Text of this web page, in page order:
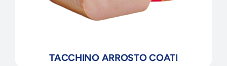
TACCHINO ARROSTO COATI